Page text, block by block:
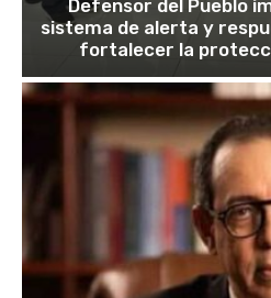
Defensor del Pueblo
sistema de alerta y
fortalecer la